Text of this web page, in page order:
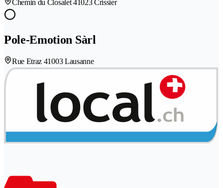
Chemin du Closalet 41023 Crissier
Pole-Emotion Sàrl
Rue Etraz 41003 Lausanne